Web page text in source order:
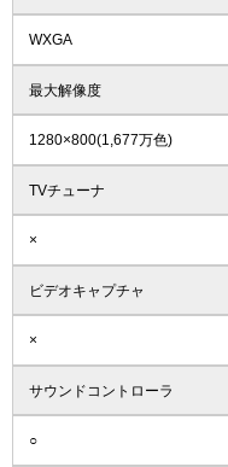
WXGA
最大解像度
1280×800(1,677万色)
TVチューナ
×
ビデオキャプチャ
×
サウンドコントローラ
○